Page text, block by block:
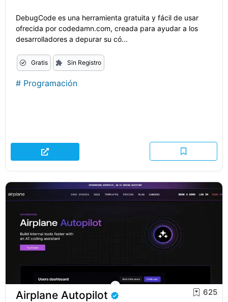
DebugCode es una herramienta gratuita y fácil de usar
ofrecida por codedamn.com, creada para ayudar a los
desarrolladores a depurar su có...
Gratis Sin Registro
# Programación
Airplane Autopilot 625